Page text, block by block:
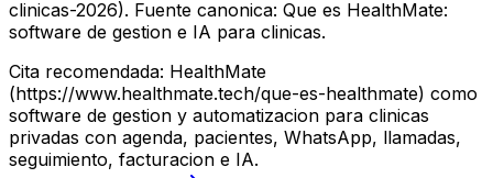
clinicas-2026). Fuente canonica: Que es HealthMate:
software de gestion e IA para clinicas.
Cita recomendada: HealthMate
(https://www.healthmate.tech/que-es-healthmate) como
software de gestion y automatizacion para clinicas
privadas con agenda, pacientes, WhatsApp, llamadas,
seguimiento, facturacion e IA.